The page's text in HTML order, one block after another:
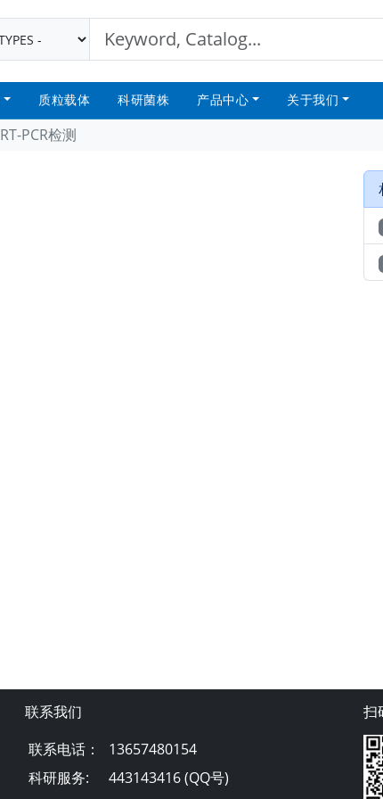
质粒载体 科研菌株 产品中心 关于我们
RT-PCR检测
联系我们
联系电话：
13657480154
科研服务:
443143416 (QQ号)
扫